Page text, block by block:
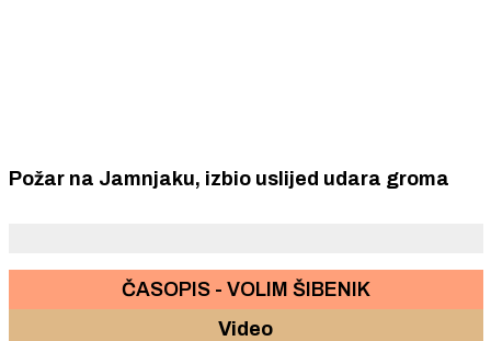
Požar na Jamnjaku, izbio uslijed udara groma
ČASOPIS - VOLIM ŠIBENIK
Video